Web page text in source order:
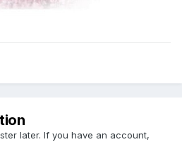
later. If you have an account,